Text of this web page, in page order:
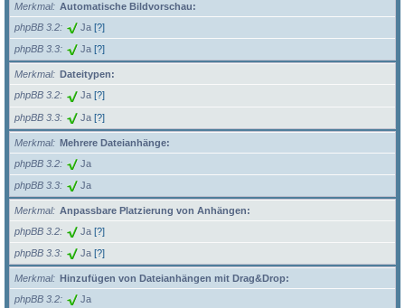
Merkmal
Automatische Bildvorschau:
phpBB 3.2
Ja [?]
phpBB 3.3 Ja [?]
Merkmal
Dateitypen:
phpBB 3.2
Ja [?]
phpBB 3.3 Ja [?]
Merkmal
Mehrere Dateianhänge:
phpBB 3.2
Ja
phpBB 3.3 Ja
Merkmal
Anpassbare Platzierung von Anhängen:
phpBB 3.2
Ja [?]
phpBB 3.3 Ja [?]
Merkmal
Hinzufügen von Dateianhängen mit Drag&Drop:
phpBB 3.2
Ja